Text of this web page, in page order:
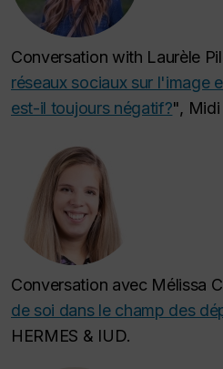
Conversation with Laurèle
réseaux sociaux sur l'image
est-il toujours négatif?",
Conversation avec Mélissa
de soi dans le champ des
HERMES & IUD.